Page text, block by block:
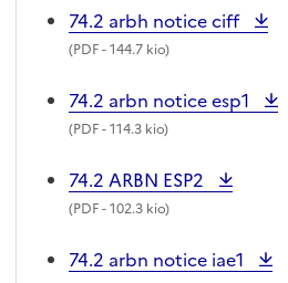
74.2 arbh notice ciff
(PDF- 144.7 kio)
74.2 arbn notice esp1
(PDF- 114.3 kio)
74.2 ARBN ESP2
(PDF- 102.3 kio)
74.2 arbn notice iae1